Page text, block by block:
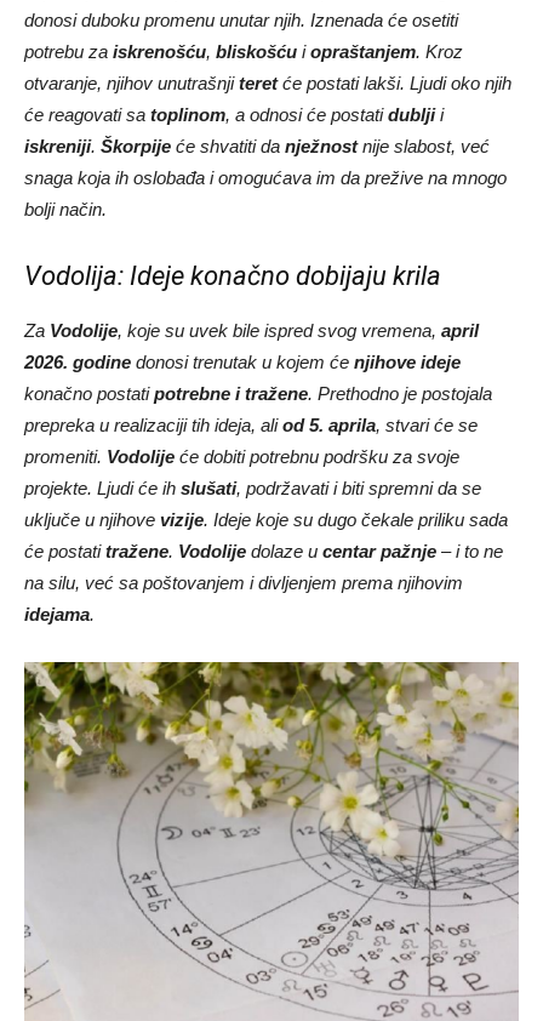
donosi duboku promenu unutar njih. Iznenada će osetiti
potrebu za iskrenošću, bliskošću iopraštanjem. Kroz
otvaranje, njihov unutrašnjiteretće postati lakši. Ljudi oko njih
će reagovati sa toplinom, a odnosi će postatidubljii
iskreniji. Škorpije će shvatiti da nježnostnije slabost, već
snaga koja ih oslobađa i omogućava im da prežive na mnogo
bolji način.
Vodolija: Ideje konačno dobijaju krila
Za Vodolije, koje su uvek bile ispred svog vremena, april
2026. godine donosi trenutak u kojem će njihove ideje
konačno postatipotrebne i tražene. Prethodno je postojala
prepreka u realizaciji tih ideja, aliod 5. aprila, stvari će se
promeniti. Vodolije će dobiti potrebnu podršku za svoje
projekte. Ljudi će ih slušati, podržavati i biti spremni da se
uključe u njihove vizije. Ideje koje su dugo čekale priliku sada
će postatitražene. Vodolije dolaze u centar pažnje – i to ne
na silu, već sa poštovanjem i divljenjem prema njihovim
idejama.